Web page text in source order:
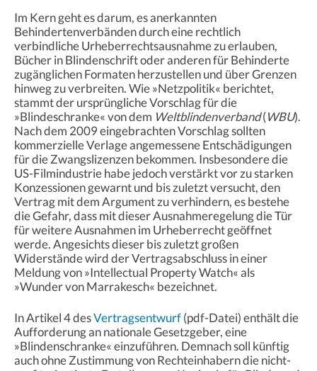
Im Kern geht es darum, es anerkannten
Behindertenverbänden durch eine rechtlich
verbindliche Urheberrechtsausnahme zu erlauben,
Bücher in Blindenschrift oder anderen für Behinderte
zugänglichen Formaten herzustellen und über Grenzen
hinweg zu verbreiten. Wie »Netzpolitik« berichtet,
stammt der ursprüngliche Vorschlag für die
»Blindeschranke« von dem Weltblindenverband(WBU).
Nach dem 2009 eingebrachten Vorschlag sollten
kommerzielle Verlage angemessene Entschädigungen
für die Zwangslizenzen bekommen. Insbesondere die
US-Filmindustrie habe jedoch verstärkt vor zu starken
Konzessionen gewarnt und bis zuletzt versucht, den
Vertrag mit dem Argument zu verhindern, es bestehe
die Gefahr, dass mit dieser Ausnahmeregelung die Tür
für weitere Ausnahmen im Urheberrecht geöffnet
werde. Angesichts dieser bis zuletzt großen
Widerstände wird der Vertragsabschluss in einer
Meldung von »Intellectual Property Watch« als
»Wunder von Marrakesch« bezeichnet.
In Artikel 4 desVertragsentwurf(pdf-Datei) enthält die
Aufforderung an nationale Gesetzgeber, eine
»Blindenschranke« einzuführen. Demnach soll künftig
auch ohne Zustimmung von Rechteinhabern die nicht-